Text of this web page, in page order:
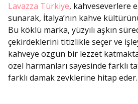
Lavazza Türkiye, kahveseverlere
sunarak, İtalya’nın kahve
Bu köklü marka, yüzyılı aşkın
çekirdeklerini titizlikle seçer ve
kahveye özgün bir lezzet
özel harmanları sayesinde farklı
farklı damak zevklerine hitap eder.